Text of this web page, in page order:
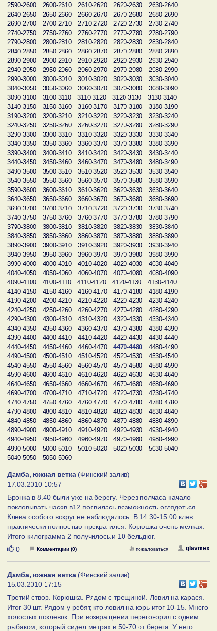
2590-2600
2600-2610 2610-2620 2620-2630
2630-2640
2640-2650
2650-2660 2660-2670 2670-2680
2680-2690
2690-2700
2700-2710 2710-2720 2720-2730
2730-2740
2740-2750
2750-2760 2760-2770 2770-2780
2780-2790
2790-2800
2800-2810 2810-2820 2820-2830
2830-2840
2840-2850
2850-2860 2860-2870 2870-2880
2880-2890
2890-2900
2900-2910 2910-2920 2920-2930
2930-2940
2940-2950
2950-2960 2960-2970 2970-2980
2980-2990
2990-3000
3000-3010 3010-3020 3020-3030
3030-3040
3040-3050
3050-3060 3060-3070 3070-3080
3080-3090
3090-3100
3100-3110 3110-3120 3120-3130
3130-3140
3140-3150
3150-3160 3160-3170 3170-3180
3180-3190
3190-3200
3200-3210 3210-3220 3220-3230
3230-3240
3240-3250
3250-3260 3260-3270 3270-3280
3280-3290
3290-3300
3300-3310 3310-3320 3320-3330
3330-3340
3340-3350
3350-3360 3360-3370 3370-3380
3380-3390
3390-3400
3400-3410 3410-3420 3420-3430
3430-3440
3440-3450
3450-3460 3460-3470 3470-3480
3480-3490
3490-3500
3500-3510 3510-3520 3520-3530
3530-3540
3540-3550
3550-3560 3560-3570 3570-3580
3580-3590
3590-3600
3600-3610 3610-3620 3620-3630
3630-3640
3640-3650
3650-3660 3660-3670 3670-3680
3680-3690
3690-3700
3700-3710 3710-3720 3720-3730
3730-3740
3740-3750
3750-3760 3760-3770 3770-3780
3780-3790
3790-3800
3800-3810 3810-3820 3820-3830
3830-3840
3840-3850
3850-3860 3860-3870 3870-3880
3880-3890
3890-3900
3900-3910 3910-3920 3920-3930
3930-3940
3940-3950
3950-3960 3960-3970 3970-3980
3980-3990
3990-4000
4000-4010 4010-4020 4020-4030
4030-4040
4040-4050
4050-4060 4060-4070 4070-4080
4080-4090
4090-4100
4100-4110 4110-4120 4120-4130
4130-4140
4140-4150
4150-4160 4160-4170 4170-4180
4180-4190
4190-4200
4200-4210 4210-4220 4220-4230
4230-4240
4240-4250
4250-4260 4260-4270 4270-4280
4280-4290
4290-4300
4300-4310 4310-4320 4320-4330
4330-4340
4340-4350
4350-4360 4360-4370 4370-4380
4380-4390
4390-4400
4400-4410 4410-4420 4420-4430
4430-4440
4440-4450
4450-4460 4460-4470 4470-4480
4480-4490
4490-4500
4500-4510 4510-4520 4520-4530
4530-4540
4540-4550
4550-4560 4560-4570 4570-4580
4580-4590
4590-4600
4600-4610 4610-4620 4620-4630
4630-4640
4640-4650
4650-4660 4660-4670 4670-4680
4680-4690
4690-4700
4700-4710 4710-4720 4720-4730
4730-4740
4740-4750
4750-4760 4760-4770 4770-4780
4780-4790
4790-4800
4800-4810 4810-4820 4820-4830
4830-4840
4840-4850
4850-4860 4860-4870 4870-4880
4880-4890
4890-4900
4900-4910 4910-4920 4920-4930
4930-4940
4940-4950
4950-4960 4960-4970 4970-4980
4980-4990
4990-5000
5000-5010 5010-5020 5020-5030
5030-5040
5040-5050
5050-5060
Дамба, южная ветка (Финский залив)
17.03.2010 10:57
Бронка в 8.40 были уже на берегу. Через полчаса начало
поклевывать часов в12 появилась возможность оглядеться.
Клева особого вокруг не наблюдалось. В 14.30-15.00 клев
практически полностью прекратился. Корюшка очень мелкая.
Итого килограмма 2 получилось.и 10 бельдюг.
Нравится
0 Комментарии (0) glavmex
пожаловаться
Дамба, южная ветка (Финский залив)
15.03.2010 17:15
Третий створ. Корюшка. Рядом с трещиной. Ловил на карася.
Итог 30 шт. Рядом у ребят, кто ловил на корь итог 10-15. Много
холостых поклевок. При возвращении переговорил с одним
рыбаком, который сидел метрах в 50-70 от берега. У него